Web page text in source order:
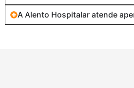
A Alento Hospitalar atende